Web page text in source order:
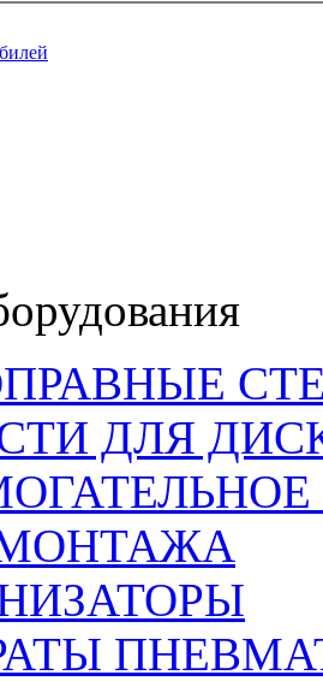
ДЛЯ